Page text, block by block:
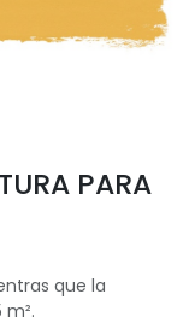
PARA
que la